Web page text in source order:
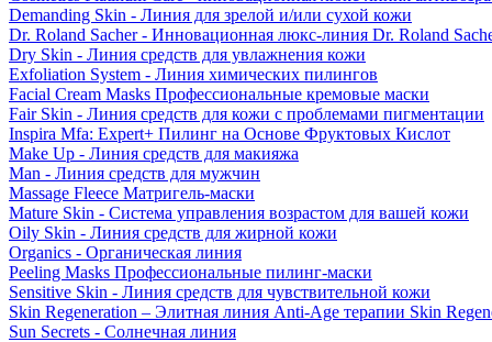
Demanding Skin - Линия для зрелой и/или сухой кожи
Dr. Roland Sacher - Инновационная люкс-линия Dr. Roland
Dry Skin - Линия средств для увлажнения кожи
Exfoliation System - Линия химических пилингов
Facial Cream Masks Профессиональные кремовые маски
Fair Skin - Линия средств для кожи с проблемами пигментации
Inspira Mfa: Expert+ Пилинг на Основе Фруктовых Кислот
Make Up - Линия средств для макияжа
Man - Линия средств для мужчин
Massage Fleece Матригель-маски
Mature Skin - Система управления возрастом для вашей кожи
Oily Skin - Линия средств для жирной кожи
Organics - Органическая линия
Peeling Masks Профессиональные пилинг-маски
Sensitive Skin - Линия средств для чувствительной кожи
Skin Regeneration – Элитная линия Anti-Age терапии Skin
Sun Secrets - Солнечная линия